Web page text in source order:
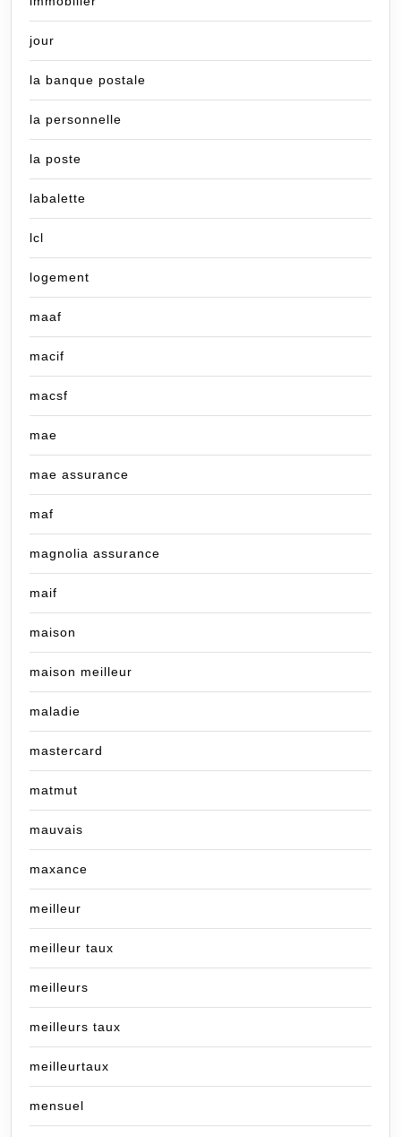
jour
la banque postale
la personnelle
la poste
labalette
lcl
logement
maaf
macif
macsf
mae
mae assurance
maf
magnolia assurance
maif
maison
maison meilleur
maladie
mastercard
matmut
mauvais
maxance
meilleur
meilleur taux
meilleurs
meilleurs taux
meilleurtaux
mensuel